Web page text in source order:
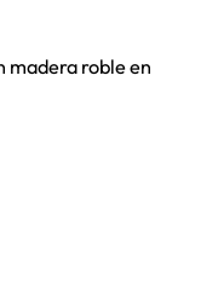
madera roble en